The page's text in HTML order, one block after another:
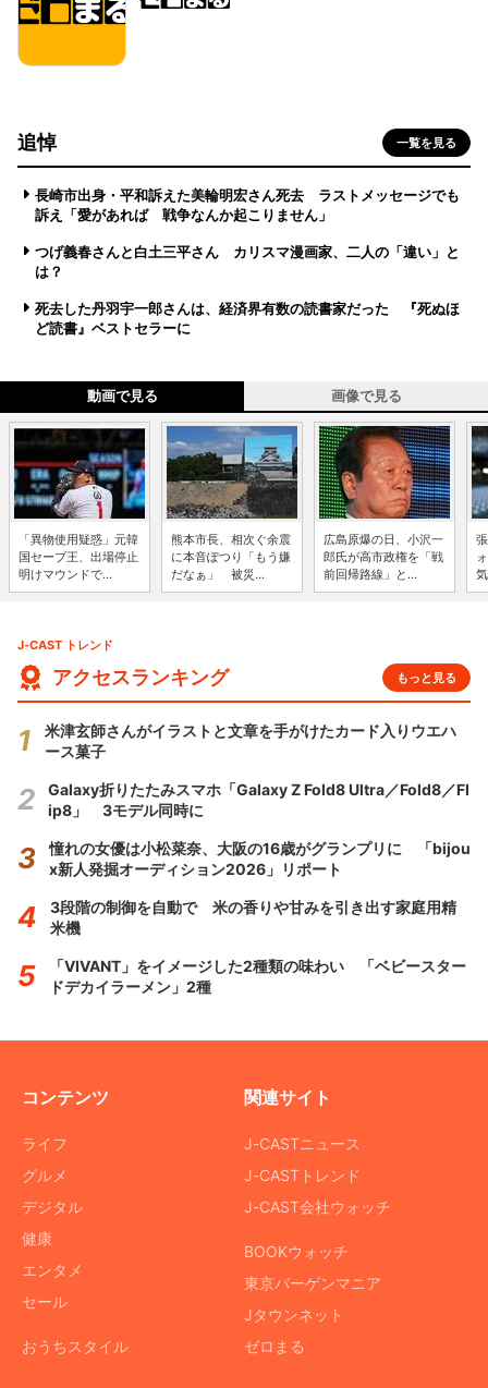
追悼 一覧を見る
長崎市出身・平和訴えた美輪明宏さん死去 ラストメッセージでも
訴え「愛があれば 戦争なんか起こりません」
つげ義春さんと白土三平さん カリスマ漫画家、二人の「違い」と
は？
死去した丹羽宇一郎さんは、経済界有数の読書家だった 『死ぬほ
ど読書』ベストセラーに
動画で見る 画像で見る
「異物使用疑惑」元韓
国セーブ王、出場停止
明けマウンドで...
熊本市長、相次ぐ余震
に本音ぽつり「もう嫌
だなぁ」 被災...
広島原爆の日、小沢一
郎氏が高市政権を「戦
前回帰路線」と...
J-CAST トレンド
アクセスランキング もっと見る
米津玄師さんがイラストと文章を手がけたカード入りウエハ
ース菓子
Galaxy折りたたみスマホ「Galaxy Z Fold8 Ultra／Fold8／Fl
ip8」 3モデル同時に
憧れの女優は小松菜奈、大阪の16歳がグランプリに 「bijou
x新人発掘オーディション2026」リポート
3段階の制御を自動で 米の香りや甘みを引き出す家庭用精
米機
「VIVANT」をイメージした2種類の味わい 「ベビースター
ドデカイラーメン」2種
コンテンツ
ライフ
グルメ
デジタル
健康
エンタメ
セール
おうちスタイル
関連サイト
J-CASTニュース
J-CASTトレンド
J-CAST会社ウォッチ
BOOKウォッチ
東京バーゲンマニア
Jタウンネット
ゼロまる